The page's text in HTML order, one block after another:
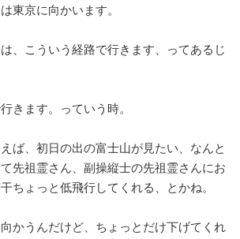
東京に向かいます。
、こういう経路で行きます、ってあるじ
きます。っていう時。
ば、初日の出の富士山が見たい、なんと
先祖霊さん、副操縦士の先祖霊さんにお
ちょっと低飛行してくれる、とかね。
かうんだけど、ちょっとだけ下げてくれ